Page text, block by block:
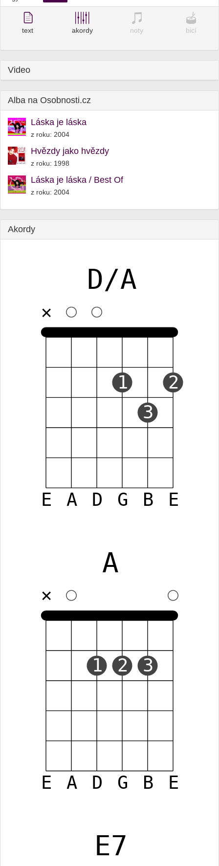
text akordy noty bicí
Video
Alba na Osobnosti.cz
Láska je láska
z roku: 2004
Hvězdy jako hvězdy
z roku: 1998
Láska je láska / Best Of
z roku: 2004
Akordy
D/A
E A D G B E
✕
1
3
2
A
E A D G B E
✕
1 2 3
E7